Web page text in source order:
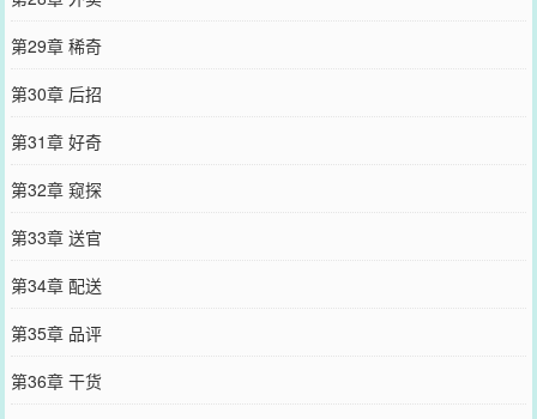
第29章 稀奇
第30章 后招
第31章 好奇
第32章 窥探
第33章 送官
第34章 配送
第35章 品评
第36章 干货